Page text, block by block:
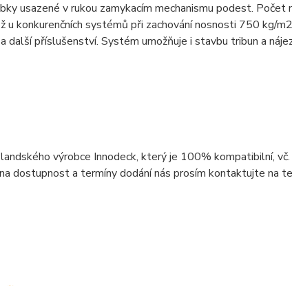
usazené v rukou zamykacím mechanismu podest. Počet
u konkurenčních systémů při zachování nosnosti 750 kg/
příslušenství. Systém umožňuje i stavbu tribun a
výrobce Innodeck, který je 100% kompatibilní,
dostupnost a termíny dodání nás prosím kontaktujte na